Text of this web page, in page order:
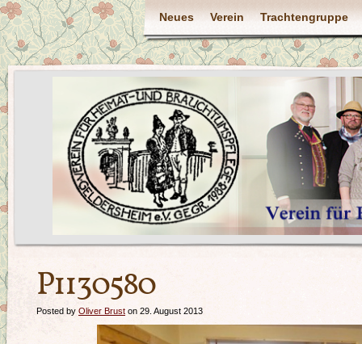
Neues Verein Trachtengruppe
P1130580
Posted by Oliver Brust on 29. August 2013